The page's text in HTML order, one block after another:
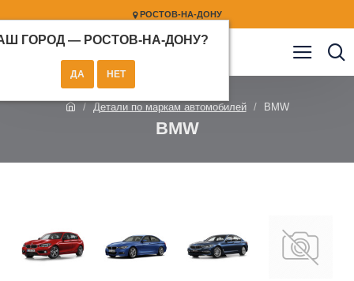
РОСТОВ-НА-ДОНУ
ГОРОД — РОСТОВ-НА-ДОНУ?
Детали по маркам автомобилей BMW
BMW